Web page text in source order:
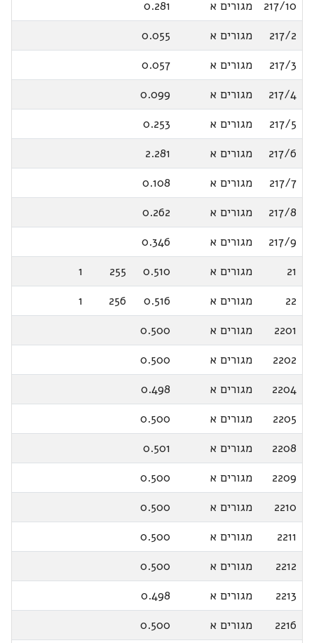
217/10
מגורים א
0.281
217/2
מגורים א
0.055
217/3
מגורים א
0.057
217/4
מגורים א
0.099
217/5
מגורים א
0.253
217/6
מגורים א
2.281
217/7
מגורים א
0.108
217/8
מגורים א
0.262
217/9
מגורים א
0.346
21
מגורים א 0.510
255
1
22
מגורים א 0.516
256
1
2201
מגורים א
0.500
2202
מגורים א
0.500
2204
מגורים א
0.498
2205
מגורים א
0.500
2208
מגורים א
0.501
2209
מגורים א
0.500
2210
מגורים א
0.500
2211
מגורים א
0.500
2212
מגורים א
0.500
2213
מגורים א
0.498
2216
מגורים א
0.500